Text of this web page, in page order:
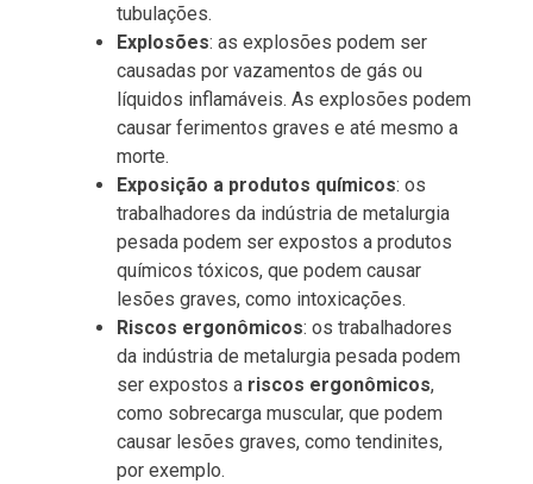
tubulações.
Explosões: as explosões podem ser
causadas por vazamentos de gás ou
líquidos inflamáveis. As explosões podem
causar ferimentos graves e até mesmo a
morte.
Exposição a produtos químicos: os
trabalhadores da indústria de metalurgia
pesada podem ser expostos a produtos
químicos tóxicos, que podem causar
lesões graves, como intoxicações.
Riscos ergonômicos: os trabalhadores
da indústria de metalurgia pesada podem
ser expostos a riscos ergonômicos,
como sobrecarga muscular, que podem
causar lesões graves, como tendinites,
por exemplo.